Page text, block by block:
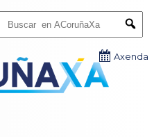
Axenda